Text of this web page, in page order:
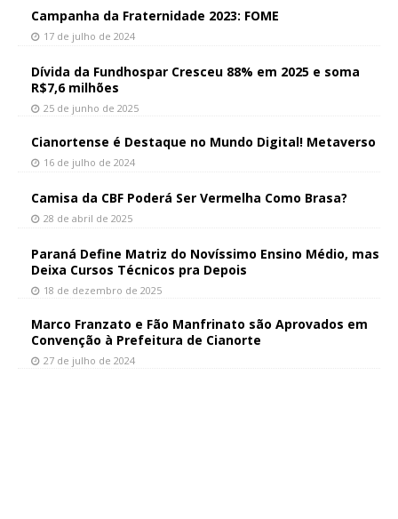
Campanha da Fraternidade 2023: FOME
17 de julho de 2024
Dívida da Fundhospar Cresceu 88% em 2025 e soma
R$7,6 milhões
25 de junho de 2025
Cianortense é Destaque no Mundo Digital! Metaverso
16 de julho de 2024
Camisa da CBF Poderá Ser Vermelha Como Brasa?
28 de abril de 2025
Paraná Define Matriz do Novíssimo Ensino Médio, mas
Deixa Cursos Técnicos pra Depois
18 de dezembro de 2025
Marco Franzato e Fão Manfrinato são Aprovados em
Convenção à Prefeitura de Cianorte
27 de julho de 2024